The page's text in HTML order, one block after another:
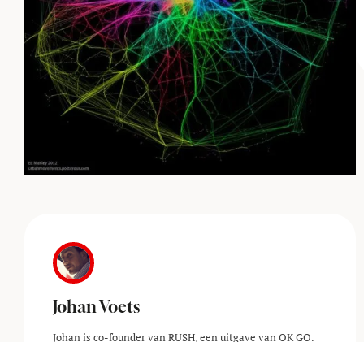
Johan Voets
Johan is co-founder van RUSH, een uitgave van OK GO.